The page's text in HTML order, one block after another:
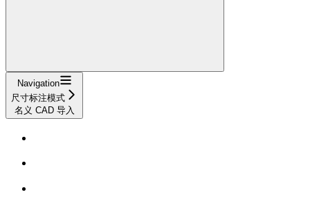
Navigation
尺寸标注模式
名义 CAD 导入